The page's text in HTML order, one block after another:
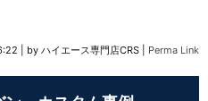
by ハイエース専門店CRS Perma Link